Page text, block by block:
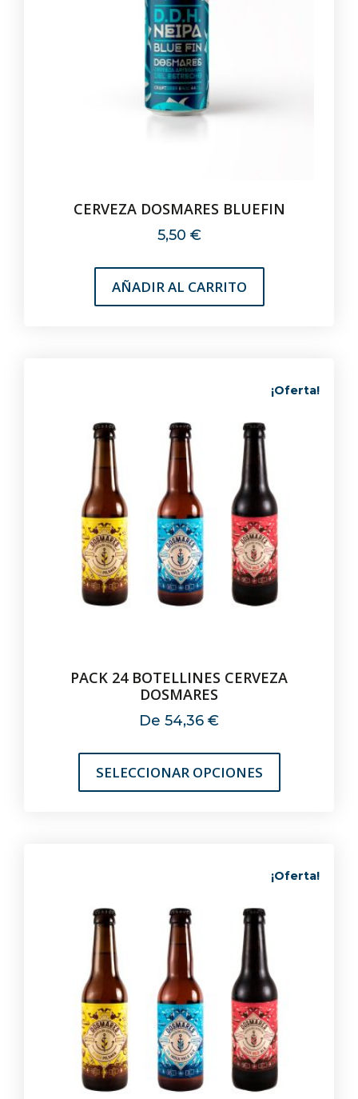
CERVEZA DOSMARES BLUEFIN
5,50 €
AÑADIR AL CARRITO
¡Oferta!
PACK 24 BOTELLINES CERVEZA
DOSMARES
De 54,36 €
SELECCIONAR OPCIONES
¡Oferta!